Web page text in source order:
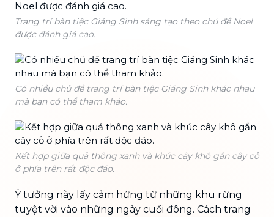
Trang trí bàn tiệc Giáng Sinh sáng tạo theo chủ đề Noel
được đánh giá cao.
Có nhiều chủ đề trang trí bàn tiệc Giáng Sinh khác nhau
mà bạn có thể tham khảo.
Kết hợp giữa quả thông xanh và khúc cây khô gắn cây cỏ
ở phía trên rất độc đáo.
Ý tưởng này lấy cảm hứng từ những khu rừng
tuyệt vời vào những ngày cuối đông. Cách trang